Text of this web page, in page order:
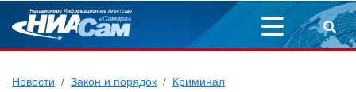
Новости Закон и порядок Криминал